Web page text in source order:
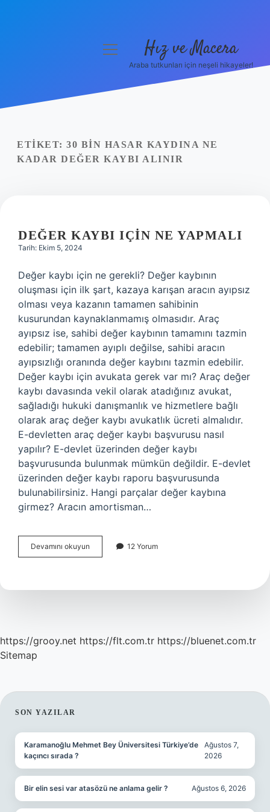
Yasal Uyarı
menüyü
Hız ve Macera
Araba tutkunları için neşeli hikayeler!
ETIKET: 30 BIN HASAR KAYDINA NE
KADAR DEĞER KAYBI ALINIR
DEĞER KAYBI IÇIN NE YAPMALI
Tarih: Ekim 5, 2024
Değer kaybı için ne gerekli? Değer kaybının
oluşması için ilk şart, kazaya karışan aracın ayıpsız
olması veya kazanın tamamen sahibinin
kusurundan kaynaklanmamış olmasıdır. Araç
ayıpsız ise, sahibi değer kaybının tamamını tazmin
edebilir; tamamen ayıplı değilse, sahibi aracın
ayıpsızlığı oranında değer kaybını tazmin edebilir.
Değer kaybı için avukata gerek var mı? Araç değer
kaybı davasında vekil olarak atadığınız avukat,
sağladığı hukuki danışmanlık ve hizmetlere bağlı
olarak araç değer kaybı avukatlık ücreti almalıdır.
E-devletten araç değer kaybı başvurusu nasıl
yapılır? E-devlet üzerinden değer kaybı
başvurusunda bulunmak mümkün değildir. E-devlet
üzerinden değer kaybı raporu başvurusunda
bulunabilirsiniz. Hangi parçalar değer kaybına
girmez? Aracın amortisman…
Devamını okuyun
Kaybı
Yapmalı
12 Yorum
https://grooy.net https://flt.com.tr https://bluenet.com.tr
Sitemap
SIDEBAR
SON YAZILAR
Karamanoğlu Mehmet Bey Üniversitesi Türkiye’de
kaçıncı sırada ?
Ağustos 7,
2026
Bir elin sesi var atasözü ne anlama gelir ? Ağustos 6, 2026